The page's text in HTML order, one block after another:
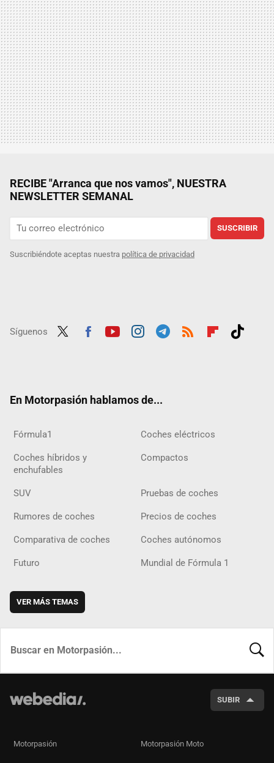
RECIBE "Arranca que nos vamos", NUESTRA
NEWSLETTER SEMANAL
SUSCRIBIR
Suscribiéndote aceptas nuestra política de privacidad
Síguenos
En Motorpasión hablamos de...
Fórmula1 Coches eléctricos
Coches híbridos y
enchufables
Compactos
SUV Pruebas de coches
Rumores de coches Precios de coches
Comparativa de coches Coches autónomos
Futuro Mundial de Fórmula 1
VER MÁS TEMAS
SUBIR
Motorpasión Motorpasión Moto